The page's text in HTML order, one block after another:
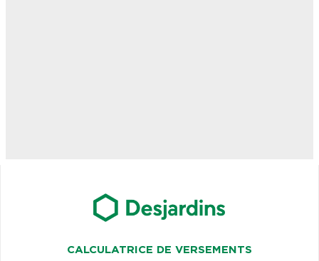
CALCULATRICE DE VERSEMENTS